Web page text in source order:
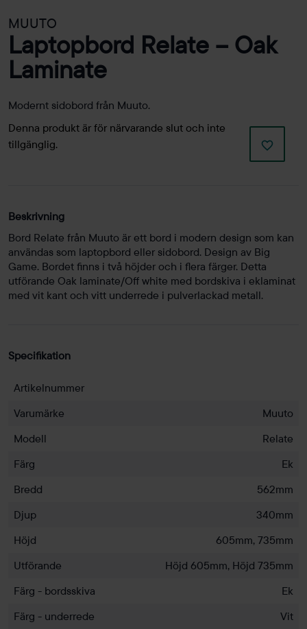
MUUTO
Laptopbord Relate – Oak
Laminate
Modernt sidobord från Muuto.
Denna produkt är för närvarande slut och inte
tillgänglig.
Beskrivning
Bord Relate från Muuto är ett bord i modern design som kan
användas som laptopbord eller sidobord. Design av Big
Game. Bordet finns i två höjder och i flera färger. Detta
utförande Oak laminate/Off white med bordskiva i eklaminat
med vit kant och vitt underrede i pulverlackad metall.
Specifikation
Artikelnummer
Varumärke
Muuto
Modell
Relate
Färg
Ek
Bredd
562mm
Djup
340mm
Höjd
605mm, 735mm
Utförande
Höjd 605mm, Höjd 735mm
Färg - bordsskiva
Ek
Färg - underrede
Vit